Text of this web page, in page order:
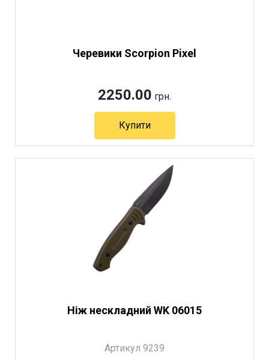
Черевики Scorpion Pixel
2250.00 грн.
Купити
Ніж нескладний WK 06015
Артикул 9239